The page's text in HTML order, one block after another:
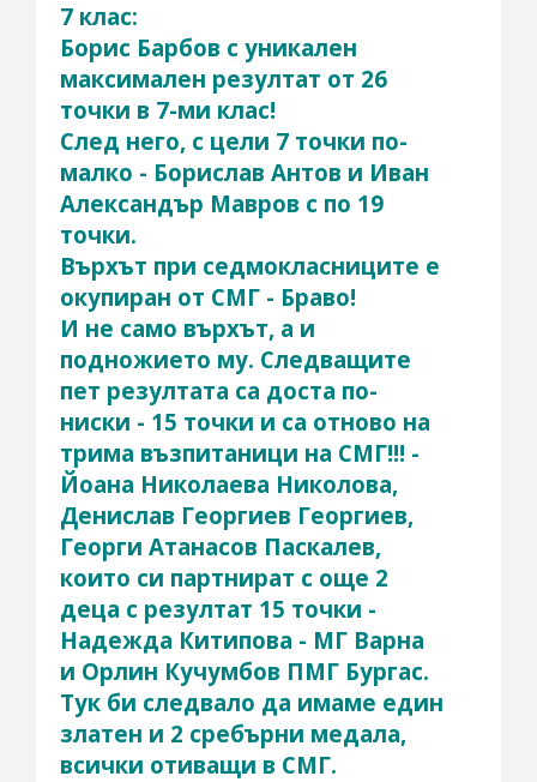
7 клас:
Борис Барбов с уникален
максимален резултат от 26
точки в 7-ми клас!
След него, с цели 7 точки по-
малко - Борислав Антов и Иван
Александър Мавров с по 19
точки.
Върхът при седмокласниците е
окупиран от СМГ - Браво!
И не само върхът, а и
подножието му. Следващите
пет резултата са доста по-
ниски - 15 точки и са отново на
трима възпитаници на СМГ!!! -
Йоана Николаева Николова,
Денислав Георгиев Георгиев,
Георги Атанасов Паскалев,
които си партнират с още 2
деца с резултат 15 точки -
Надежда Китипова - МГ Варна
и Орлин Кучумбов ПМГ Бургас.
Тук би следвало да имаме един
златен и 2 сребърни медала,
всички отиващи в СМГ.